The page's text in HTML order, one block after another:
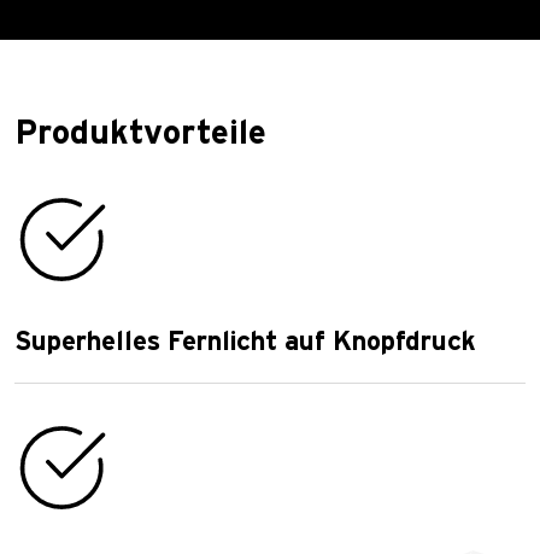
Produktvorteile
Superhelles Fernlicht auf Knopfdruck